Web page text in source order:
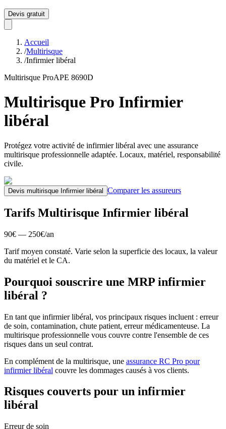
Devis gratuit
Accueil
/Multirisque
/Infirmier libéral
Multirisque ProAPE 8690D
Multirisque Pro Infirmier
libéral
Protégez votre activité de infirmier libéral avec une assurance
multirisque professionnelle adaptée. Locaux, matériel, responsabilité
civile.
Devis multirisque Infirmier libéral Comparer les assureurs
Tarifs Multirisque Infirmier libéral
90€ — 250€/an
Tarif moyen constaté. Varie selon la superficie des locaux, la valeur
du matériel et le CA.
Pourquoi souscrire une MRP infirmier
libéral ?
En tant que infirmier libéral, vos principaux risques incluent : erreur
de soin, contamination, chute patient, erreur médicamenteuse. La
multirisque professionnelle vous couvre contre l'ensemble de ces
risques dans un seul contrat.
En complément de la multirisque, une assurance RC Pro pour
infirmier libéral couvre les dommages causés à vos clients.
Risques couverts pour un infirmier
libéral
Erreur de soin